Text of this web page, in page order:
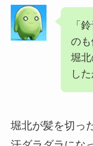
「
のも
堀
し
堀北が髪を切っ